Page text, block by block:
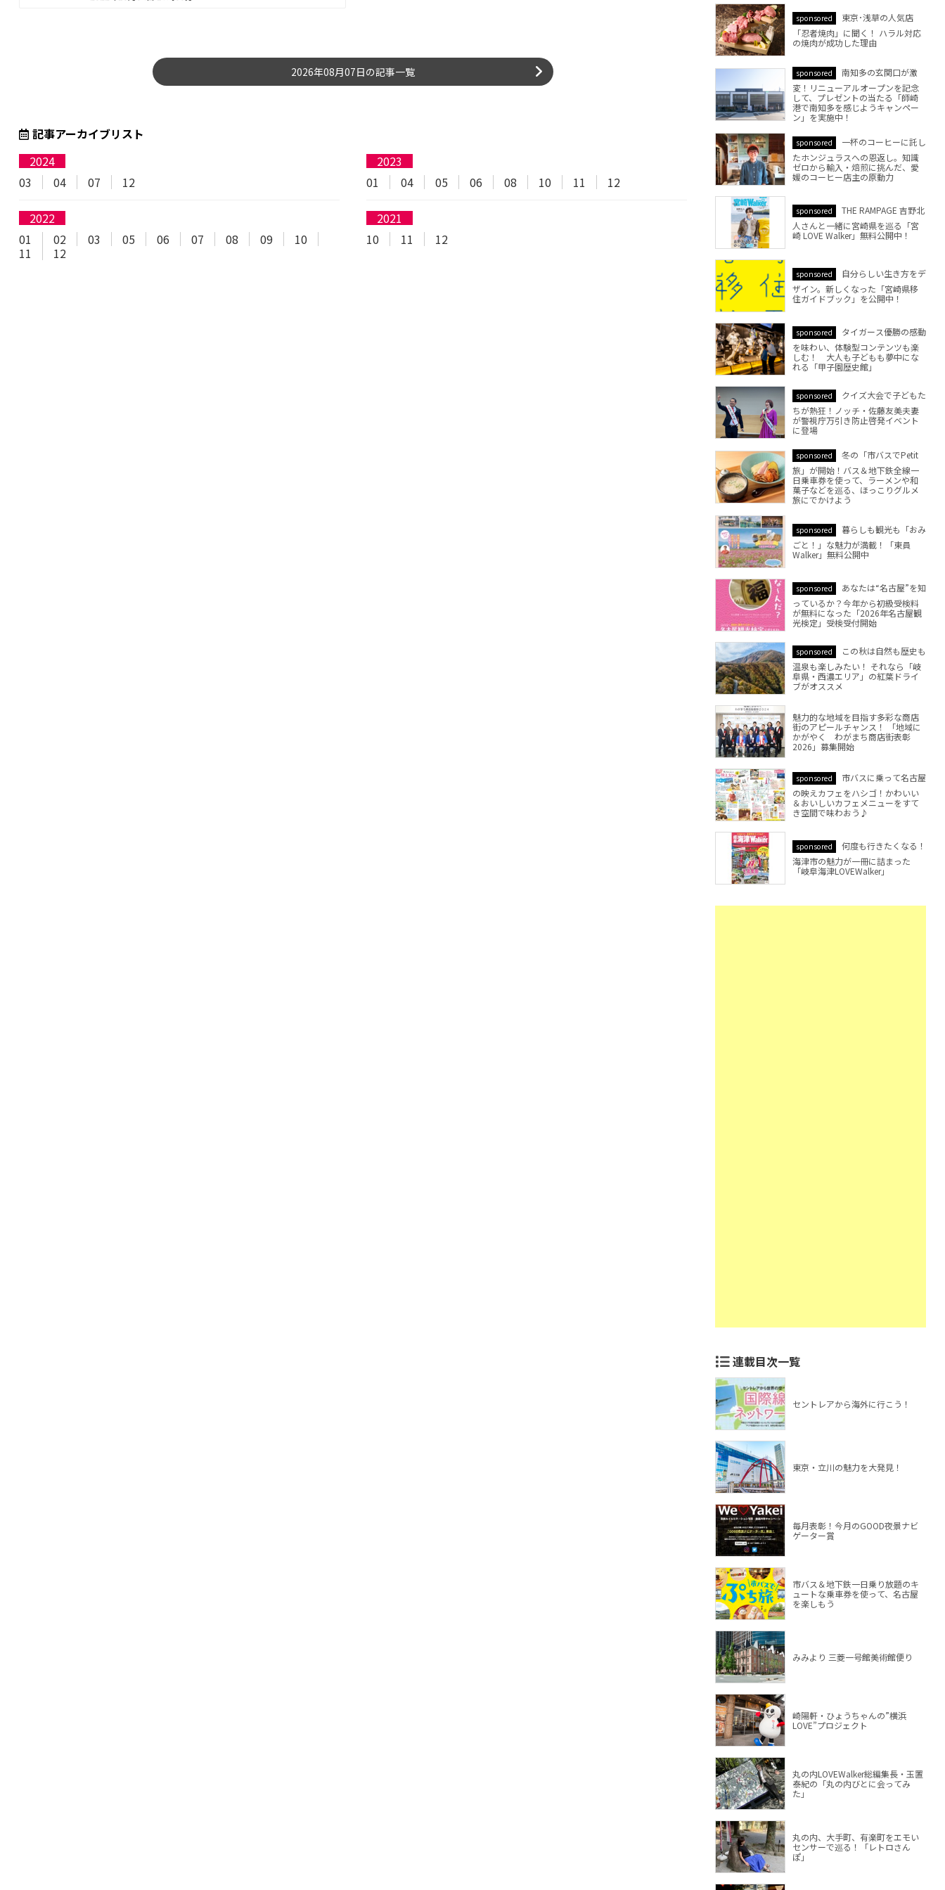
2026年08月07日の記事一覧
記事アーカイブリスト
2024
03
04 07 12
2023
01
04 05 06 08 10 11 12
2022
01
02 03 05 06 07 08 09
10
11
12
2021
10
11 12
sponsored
東京･浅草の人気店
「忍者焼肉」に聞く！ ハラル対応
の焼肉が成功した理由
sponsored
南知多の玄関口が激
変！リニューアルオープンを記念
して、プレゼントの当たる「師崎
港で南知多を感じようキャンペー
ン」を実施中！
sponsored
一杯のコーヒーに託し
たホンジュラスへの恩返し。知識
ゼロから輸入・焙煎に挑んだ、愛
媛のコーヒー店主の原動力
sponsored
THE RAMPAGE 吉野北
人さんと一緒に宮崎県を巡る「宮
崎 LOVE Walker」無料公開中！
sponsored
自分らしい生き方をデ
ザイン。新しくなった「宮崎県移
住ガイドブック」を公開中！
sponsored
タイガース優勝の感動
を味わい、体験型コンテンツも楽
しむ！ 大人も子どもも夢中にな
れる「甲子園歴史館」
sponsored
クイズ大会で子どもた
ちが熱狂！ノッチ・佐藤友美夫妻
が警視庁万引き防止啓発イベント
に登場
sponsored
冬の「市バスでPetit
旅」が開始！バス＆地下鉄全線一
日乗車券を使って、ラーメンや和
菓子などを巡る、ほっこりグルメ
旅にでかけよう
sponsored
暮らしも観光も「おみ
ごと！」な魅力が満載！「東員
Walker」無料公開中
sponsored
あなたは“名古屋”を知
っているか？今年から初級受検料
が無料になった「2026年名古屋観
光検定」受検受付開始
sponsored
この秋は自然も歴史も
温泉も楽しみたい！ それなら「岐
阜県・西濃エリア」の紅葉ドライ
ブがオススメ
魅力的な地域を目指す多彩な商店
街のアピールチャンス！ 「地域に
かがやく わがまち商店街表彰
2026」募集開始
sponsored
市バスに乗って名古屋
の映えカフェをハシゴ！かわいい
＆おいしいカフェメニューをすて
き空間で味わおう♪
sponsored
何度も行きたくなる！
海津市の魅力が一冊に詰まった
「岐阜海津LOVEWalker」
連載目次一覧
セントレアから海外に行こう！
東京・立川の魅力を大発見！
毎月表彰！今月のGOOD夜景ナビ
ゲーター賞
市バス＆地下鉄一日乗り放題のキ
ュートな乗車券を使って、名古屋
を楽しもう
みみより 三菱一号館美術館便り
崎陽軒・ひょうちゃんの”横浜
LOVE”プロジェクト
丸の内LOVEWalker総編集長・玉置
泰紀の「丸の内びとに会ってみ
た」
丸の内、大手町、有楽町をエモい
センサーで巡る！「レトロさん
ぽ」